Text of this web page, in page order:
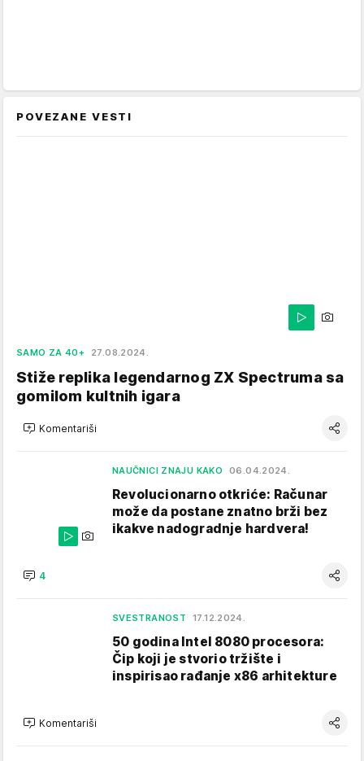
POVEZANE VESTI
SAMO ZA 40+ 27.08.2024.
Stiže replika legendarnog ZX Spectruma sa
gomilom kultnih igara
Komentariši
NAUČNICI ZNAJU KAKO 06.04.2024.
Revolucionarno otkriće: Računar
može da postane znatno brži bez
ikakve nadogradnje hardvera!
4
SVESTRANOST 17.12.2024.
50 godina Intel 8080 procesora:
Čip koji je stvorio tržište i
inspirisao rađanje x86 arhitekture
Komentariši